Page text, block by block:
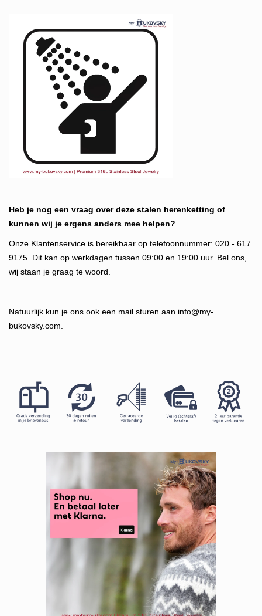
Heb je nog een vraag over deze stalen herenketting of
kunnen wij je ergens anders mee helpen?
Onze Klantenservice is bereikbaar op telefoonnummer: 020 - 617
9175. Dit kan op werkdagen tussen 09:00 en 19:00 uur. Bel ons,
wij staan je graag te woord.
Natuurlijk kun je ons ook een mail sturen aan info@my-
bukovsky.com